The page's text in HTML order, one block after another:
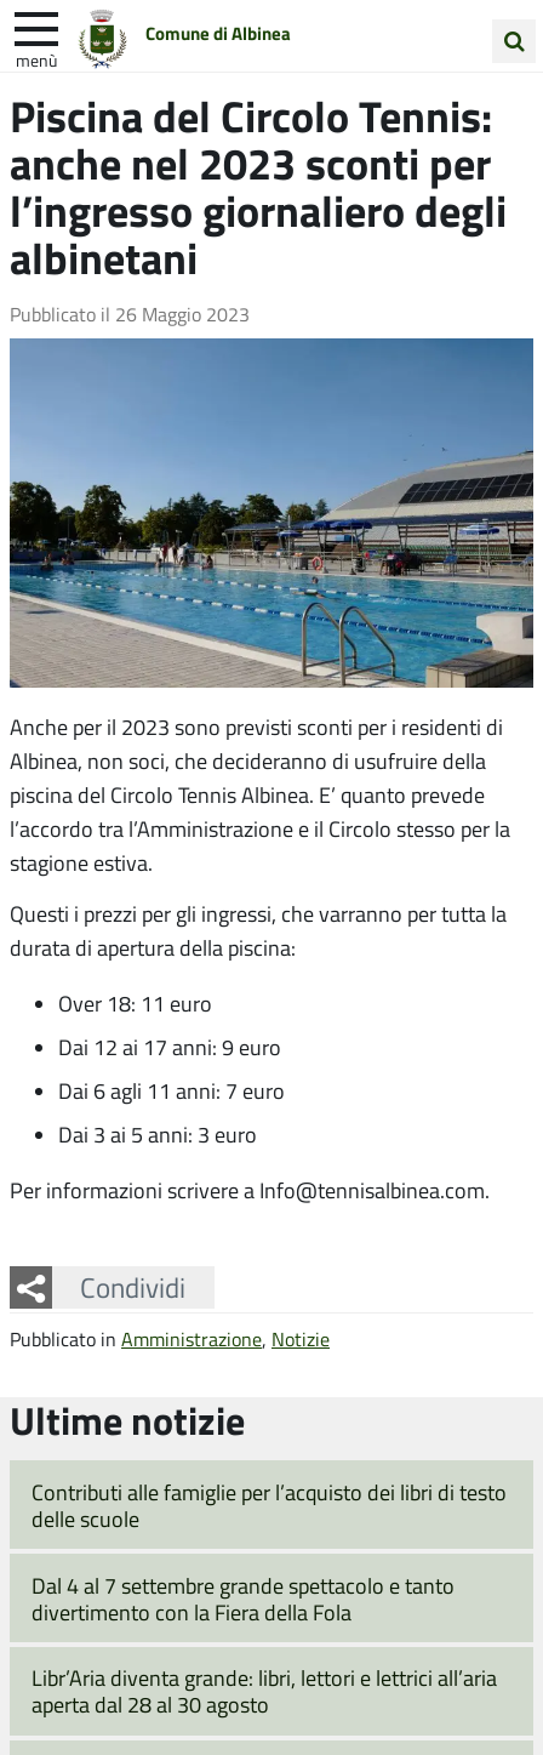
Comune di Albinea
menù
nel
sito
Entra in Comune Vivi Albinea
Unione Colline Matildiche
Piscina del Circolo Tennis:
anche nel 2023 sconti per
l’ingresso giornaliero degli
albinetani
Pubblicato il 26 Maggio 2023
Anche per il 2023 sono previsti sconti per i residenti di
Albinea, non soci, che decideranno di usufruire della
piscina del Circolo Tennis Albinea. E’ quanto prevede
l’accordo tra l’Amministrazione e il Circolo stesso per la
stagione estiva.
Questi i prezzi per gli ingressi, che varranno per tutta la
durata di apertura della piscina:
Over 18: 11 euro
Dai 12 ai 17 anni: 9 euro
Dai 6 agli 11 anni: 7 euro
Dai 3 ai 5 anni: 3 euro
Per informazioni scrivere a Info@tennisalbinea.com.
Condividi
Facebook
Twitter
Whatsapp
Pubblicato in Amministrazione, Notizie
Ultime notizie
Contributi alle famiglie per l’acquisto dei libri di testo
delle scuole
Dal 4 al 7 settembre grande spettacolo e tanto
divertimento con la Fiera della Fola
Libr’Aria diventa grande: libri, lettori e lettrici all’aria
aperta dal 28 al 30 agosto